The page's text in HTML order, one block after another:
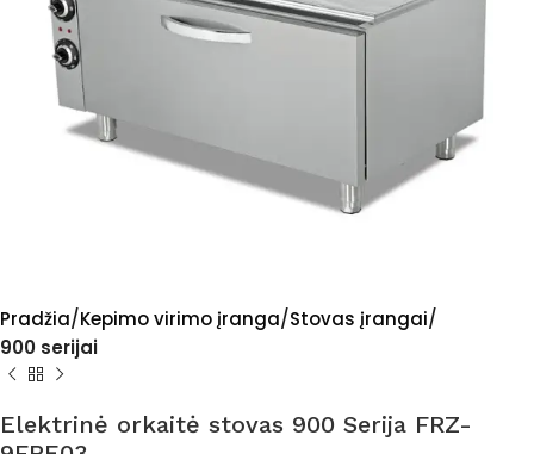
Pradžia Kepimo virimo įranga Stovas įrangai
900 serijai
Elektrinė orkaitė stovas 900 Serija FRZ-